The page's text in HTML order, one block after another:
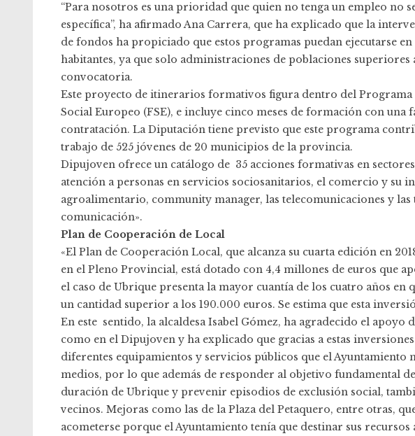
“Para nosotros es una prioridad que quien no tenga un empleo no
específica”, ha afirmado Ana Carrera, que ha explicado que la
de fondos ha propiciado que estos programas puedan ejecutarse
habitantes, ya que solo administraciones de poblaciones superiores
convocatoria.
Este proyecto de itinerarios formativos figura dentro del
Social Europeo (FSE), e incluye cinco meses de formación con una
contratación. La Diputación tiene previsto que este programa
trabajo de 525 jóvenes de 20 municipios de la provincia.
Dipujoven ofrece un catálogo de 35 acciones formativas en
atención a personas en servicios sociosanitarios, el comercio y su
agroalimentario, community manager, las telecomunicaciones y
comunicación».
Plan de Cooperación de Local
«El Plan de Cooperación Local, que alcanza su cuarta edición en
en el Pleno Provincial, está dotado con 4,4 millones de euros que
el caso de Ubrique presenta la mayor cuantía de los cuatro años en
un cantidad superior a los 190.000 euros. Se estima que esta
En este sentido, la alcaldesa Isabel Gómez, ha agradecido el apoyo
como en el Dipujoven y ha explicado que gracias a estas
diferentes equipamientos y servicios públicos que el
medios, por lo que además de responder al objetivo fundamental
duración de Ubrique y prevenir episodios de exclusión social,
vecinos. Mejoras como las de la Plaza del Petaquero, entre otras,
acometerse porque el Ayuntamiento tenía que destinar sus recursos